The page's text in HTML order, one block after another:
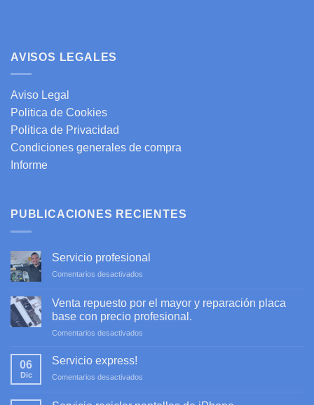
AVISOS LEGALES
Aviso Legal
Politica de Cookies
Politica de Privacidad
Condiciones generales de compra
Informe
PUBLICACIONES RECIENTES
Servicio profesional
Comentarios desactivados
profesional
Venta repuesto por el mayor y reparación placa
base con precio profesional.
Comentarios desactivados
y
06
Dic
Servicio express!
Comentarios desactivados
express!